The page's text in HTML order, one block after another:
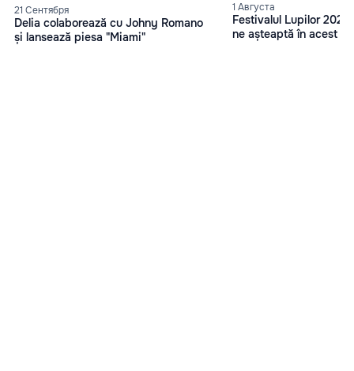
21 Сентября
Delia colaborează cu Johny Romano
și lansează piesa "Miami"
1 Августа
Festivalul Lupilor
ne așteaptă în acest